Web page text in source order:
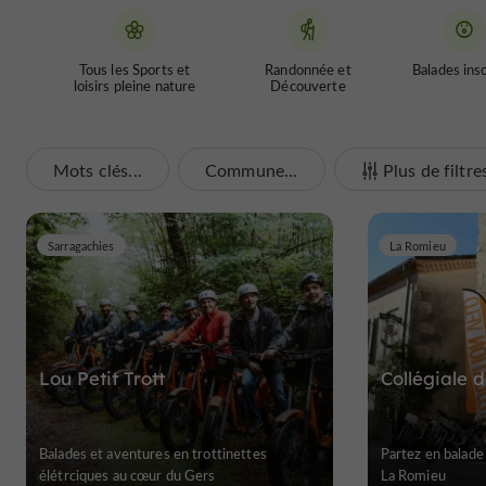
Tous les Sports et
loisirs pleine nature
Randonnée et
Découverte
Balades
Mots clés... Commune... Plus de
Lou Petit Trott
Sarragachies
Balades et aventures en trottinettes
élétrciques au cœur du Gers
Collégiale
La Romieu
Partez en
La Romieu